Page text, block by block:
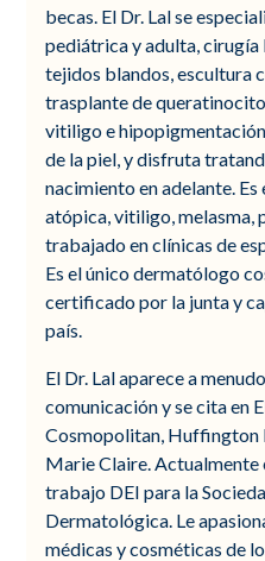
becas. El Dr. Lal se
pediátrica y adulta, cirugía
tejidos blandos, escultura
trasplante de
vitiligo e
de la piel, y disfruta
nacimiento en adelante.
atópica, vitiligo, melasma,
trabajado en clínicas de
Es el único dermatólogo
certificado por la junta y
país.
El Dr. Lal aparece a
comunicación y se cita en
Cosmopolitan, Huffington
Marie Claire. Actualmente
trabajo DEI para la
Dermatológica. Le
médicas y cosméticas de